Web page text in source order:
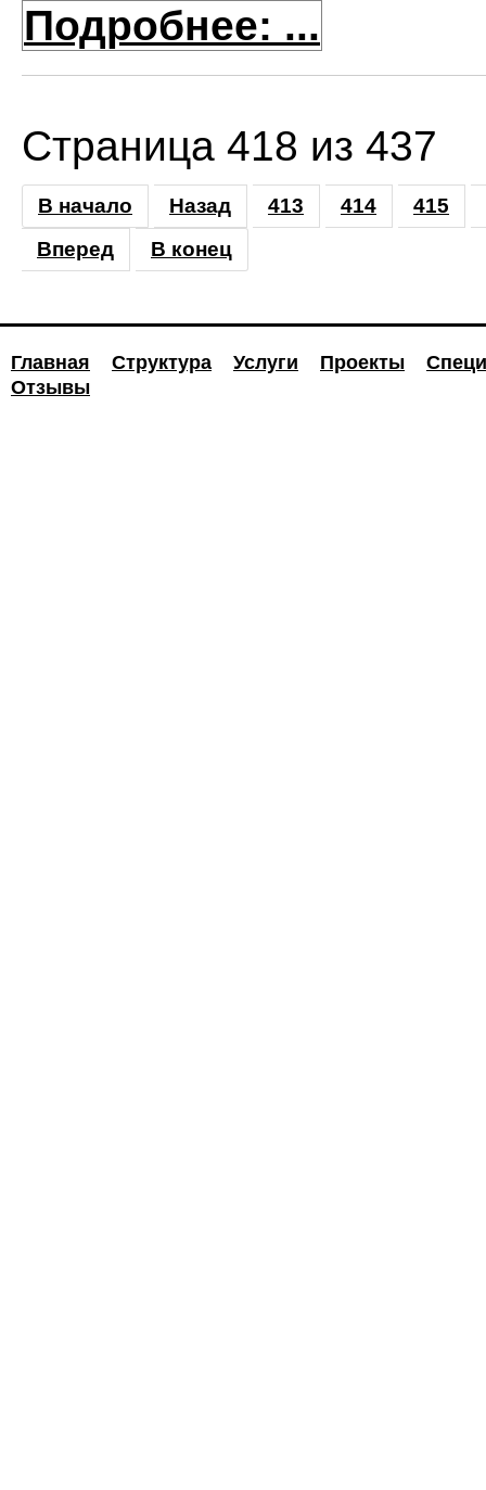
Подробнее: ...
Страница 418 из 437
В начало Назад 413 414
415
Вперед
В конец
Главная Структура Услуги Проекты
Отзывы